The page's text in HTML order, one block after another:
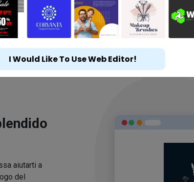
aiutarti a
del
I Would Like To Use Web Editor!